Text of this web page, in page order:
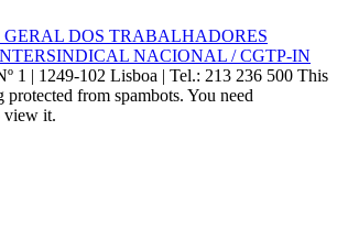
DOS TRABALHADORES
NACIONAL / CGTP-IN
1 | 1249-102 Lisboa | Tel.: 213 236 500 This
protected from spambots. You need
view it.